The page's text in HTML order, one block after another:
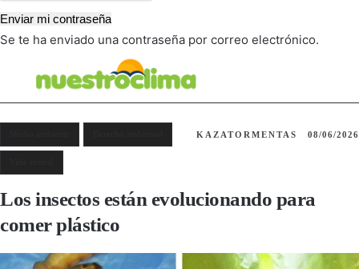
Se te ha enviado una contraseña por correo electrónico.
KAZATORMENTAS 08/06/2026
Los insectos están evolucionando para
comer plástico